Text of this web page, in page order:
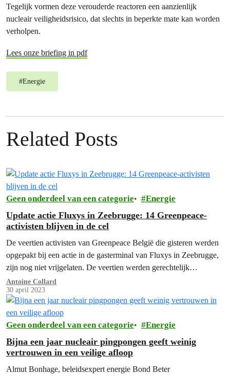
Tegelijk vormen deze verouderde reactoren een aanzienlijk
nucleair veiligheidsrisico, dat slechts in beperkte mate kan worden
verholpen.
Lees onze briefing in pdf
#Energie
Related Posts
Geen onderdeel van een categorie Energie
Update actie Fluxys in Zeebrugge: 14 Greenpeace-
activisten blijven in de cel
De veertien activisten van Greenpeace België die gisteren werden
opgepakt bij een actie in de gasterminal van Fluxys in Zeebrugge,
zijn nog niet vrijgelaten. De veertien werden gerechtelijk
aangehouden en hebben al een nacht in de cel moeten
doorbrengen. Ze werden vanochtend verhoord.
Antoine Collard
30 april 2023
Geen onderdeel van een categorie Energie
Bijna een jaar nucleair pingpongen geeft weinig
vertrouwen in een veilige afloop
Almut Bonhage, beleidsexpert energie Bond Beter